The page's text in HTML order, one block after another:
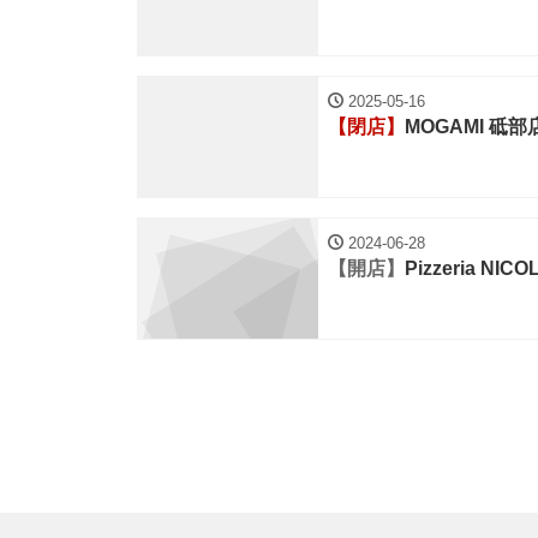
2025-05-16
【閉店】 MOGAMI 砥部
2024-06-28
【開店】 Pizzeria